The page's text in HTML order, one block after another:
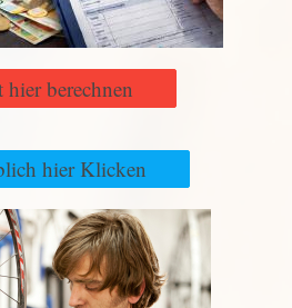
hier berechnen
hier Klicken